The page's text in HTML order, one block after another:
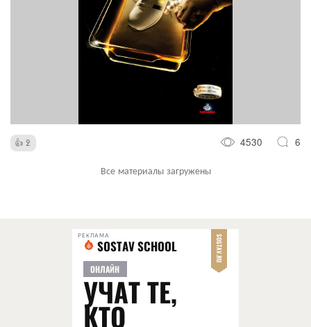
2 4530 6
Все материалы загружены
РЕКЛАМА